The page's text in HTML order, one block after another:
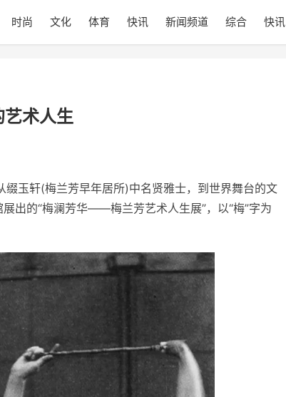
时尚 文化 体育 快讯 新闻频道 综合 快讯
艺术人生
玉轩(梅兰芳早年居所)中名贤雅士，到世界舞台的文
展出的“梅澜芳华——梅兰芳艺术人生展”，以“梅”字为